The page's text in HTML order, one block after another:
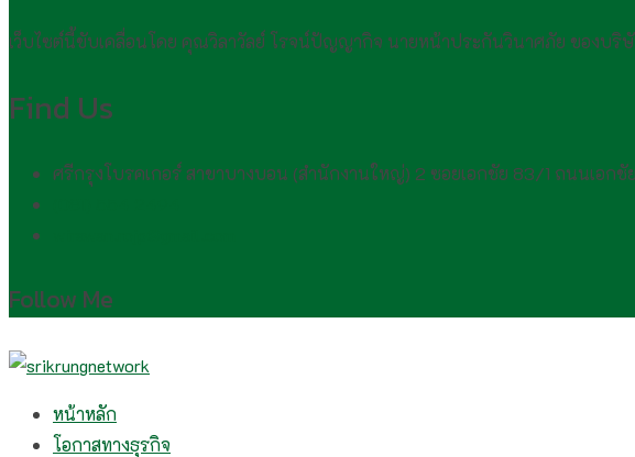
เว็บไซต์นี้ขับเคลื่อนโดย คุณวิลาวัลย์ โรจน์ปัญญากิจ นายหน้าประกันวินาศภัย ของบริ
Find Us
ศรีกรุงโบรคเกอร์ สาขาบางบอน (สำนักงานใหญ่) 2 ซอยเอกชัย 83/1 ถนนเอก
Follow Me
หน้าหลัก
โอกาสทางธุรกิจ